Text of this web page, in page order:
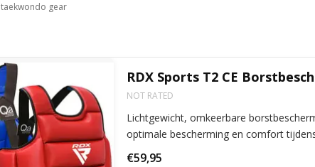
taekwondo gear
RDX Sports T2 CE
NOT RATED
Lichtgewicht, omkeerbare
optimale bescherming en comfort
€59,95